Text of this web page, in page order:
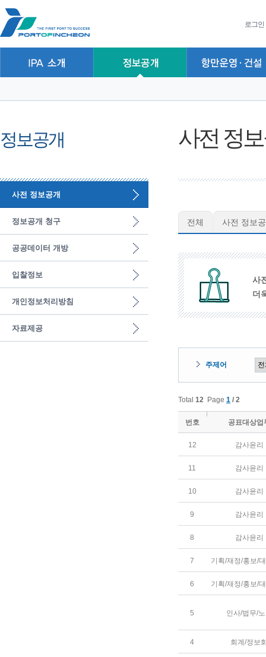
로그인
정보공개
사전 정보공개
정보공개 청구
공공데이터 개방
입찰정보
개인정보처리방침
자료제공
사전 정
전체 사전 정보
사
더
주제어
Total 12 Page 1 / 2
번호 공표대상업
12 감사윤리
11 감사윤리
10 감사윤리
9 감사윤리
8 감사윤리
7 기획/재정/홍보/
6 기획/재정/홍보/
5 인사/법무/
4 회계/정보